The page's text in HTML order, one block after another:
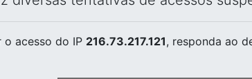
o acesso do IP 216.73.217.121, responda ao